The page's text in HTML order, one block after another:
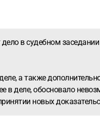
в судебном
а также
в деле, обосновало
новых